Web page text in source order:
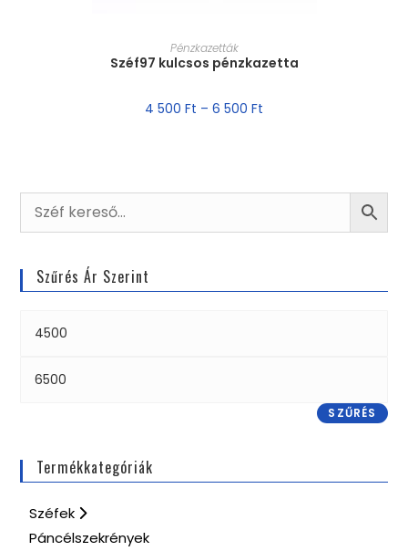
MÉRET VÁLASZTÁSA
Pénzkazetták
Széf97 kulcsos pénzkazetta
4 500 Ft – 6 500 Ft
Szűrés Ár Szerint
SZŰRÉS
Termékkategóriák
Széfek
Páncélszekrények